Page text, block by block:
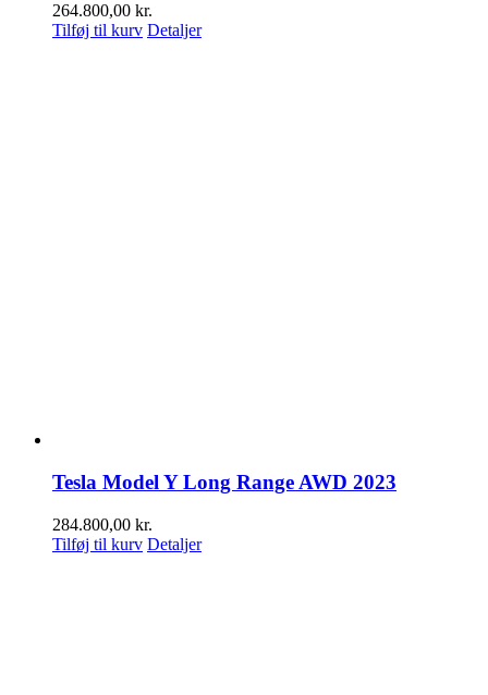
264.800,00 kr.
Tilføj til kurv Detaljer
Tesla Model Y Long Range AWD 2023
284.800,00 kr.
Tilføj til kurv Detaljer